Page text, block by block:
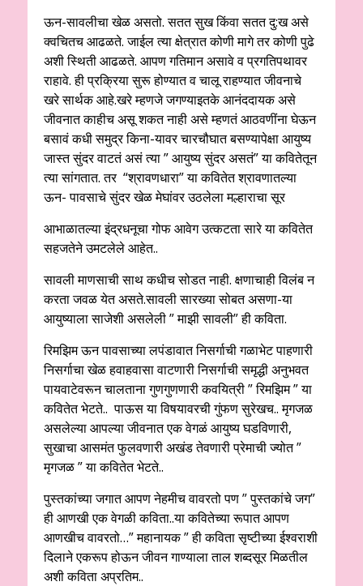
ऊन-सावलीचा खेळ असतो. सतत सुख किंवा सतत दु:ख असे
क्वचितच आढळते. जाईल त्या क्षेत्रात कोणी मागे तर कोणी पुढे
अशी स्थिती आढळते. आपण गतिमान असावे व प्रगतिपथावर
राहावे. ही प्रक्रिया सुरू होण्यात व चालू राहण्यात जीवनाचे
खरे सार्थक आहे.खरे म्हणजे जगण्याइतके आनंददायक असे
जीवनात काहीच असू शकत नाही असे म्हणतं आठवणींना घेऊन
बसावं कधी समुद्र किना-यावर चारचौघात बसण्यापेक्षा आयुष्य
जास्त सुंदर वाटतं असं त्या ” आयुष्य सुंदर असतं” या कवितेतून
त्या सांगतात. तर “श्रावणधारा” या कवितेत श्रावणातल्या
ऊन- पावसाचे सुंदर खेळ मेघांवर उठलेला मल्हाराचा सूर
आभाळातल्या इंद्रधनूचा गोफ आवेग उत्कटता सारे या कवितेत
सहजतेने उमटलेले आहेत..
सावली माणसाची साथ कधीच सोडत नाही. क्षणाचाही विलंब न
करता जवळ येत असते.सावली सारख्या सोबत असणा-या
आयुष्याला साजेशी असलेली ” माझी सावली” ही कविता.
रिमझिम ऊन पावसाच्या लपंडावात निसर्गाची गळाभेट पाहणारी
निसर्गाचा खेळ हवाहवासा वाटणारी निसर्गाची समृद्धी अनुभवत
पायवाटेवरून चालताना गुणगुणणारी कवयित्री ” रिमझिम ” या
कवितेत भेटते.. पाऊस या विषयावरची गुंफण सुरेखच.. मृगजळ
असलेल्या आपल्या जीवनात एक वेगळं आयुष्य घडविणारी,
सुखाचा आसमंत फुलवणारी अखंड तेवणारी प्रेमाची ज्योत ”
मृगजळ ” या कवितेत भेटते..
पुस्तकांच्या जगात आपण नेहमीच वावरतो पण ” पुस्तकांचे जग”
ही आणखी एक वेगळी कविता..या कवितेच्या रूपात आपण
आणखीच वावरतो…” महानायक ” ही कविता सृष्टीच्या ईश्वराशी
दिलाने एकरूप होऊन जीवन गाण्याला ताल शब्दसूर मिळतील
अशी कविता अप्रतिम..